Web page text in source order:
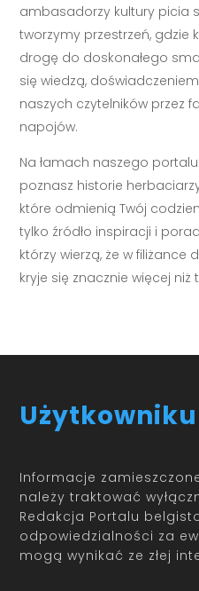
ambasadorzy kultury picia
tworzymy przestrzeń, gdzie
drogę do doskonałego
się wiedzą,
naszych czytelników przez
napojów.
Na łamach naszego
poznasz historie
które odmienią Twój
tylko źródło inspiracji i
którzy wierzą, że w filiżance
kryje się znacznie więcej niż
Informacje
należy traktować
Redakcja Portalu
odpowiedzialności za
mogą wynikać ze złej